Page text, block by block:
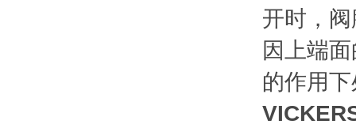
开时，
因上端
的作用